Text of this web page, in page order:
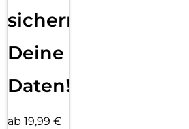
sichern
Deine
Daten!
ab 19,99 €